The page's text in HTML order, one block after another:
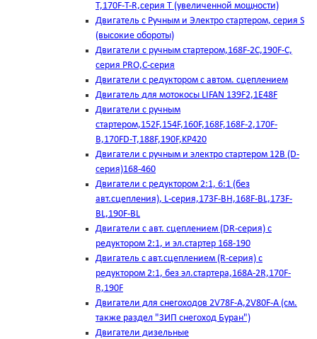
T,170F-T-R,серия Т (увеличенной мощности)
Двигатель с Ручным и Электро стартером, серия S
(высокие обороты)
Двигатели с ручным стартером,168F-2C,190F-C,
серия PRO,C-серия
Двигатели с редуктором с автом. сцеплением
Двигатель для мотокосы LIFAN 139F2,1E48F
Двигатели с ручным
стартером,152F,154F,160F,168F,168F-2,170F-
B,170FD-T,188F,190F,KP420
Двигатели с ручным и электро стартером 12В (D-
серия)168-460
Двигатели с редуктором 2:1, 6:1 (без
авт.сцепления), L-серия,173F-BH,168F-BL,173F-
BL,190F-BL
Двигатели с авт. сцеплением (DR-серия) с
редуктором 2:1, и эл.стартер 168-190
Двигатель с авт.сцеплением (R-серия) с
редуктором 2:1, без эл.стартера,168А-2R,170F-
R,190F
Двигатели для снегоходов 2V78F-A,2V80F-A (см.
также раздел "ЗИП снегоход Буран")
Двигатели дизельные